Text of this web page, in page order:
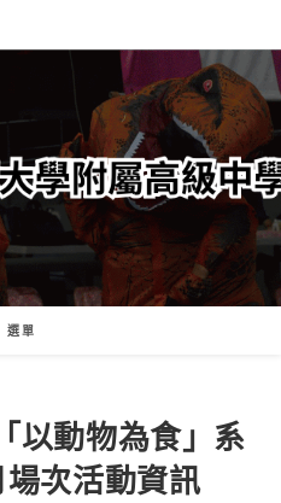
選單
以動物為食」系
次活動資訊